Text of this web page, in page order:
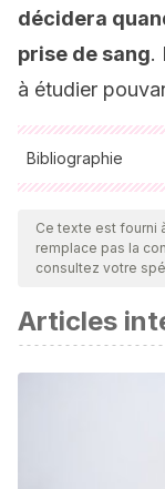
décidera
prise de sang.
à étudier
Bibliographie
Toutes les sources
par notre équipe
actualité et leur
ou scientifique
Riaño Galám I,
Metabolismo
https://
Las acciones
Ce texte est fourni
remplace pas la
consultez votre
Articles